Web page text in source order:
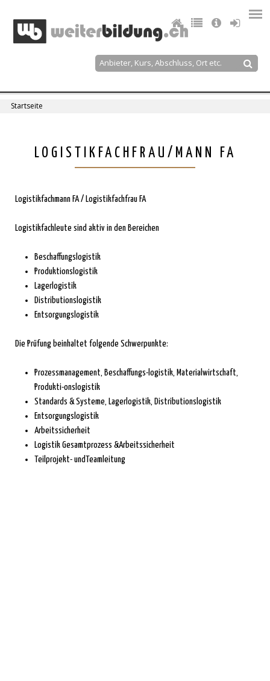
navigation
Suche
Startseite
LOGISTIKFACHFRAU/MANN FA
Logistikfachmann FA / Logistikfachfrau FA
Logistikfachleute sind aktiv in den Bereichen
Beschaffungslogistik
Produktionslogistik
Lagerlogistik
Distributionslogistik
Entsorgungslogistik
Die Prüfung beinhaltet folgende Schwerpunkte:
Prozessmanagement, Beschaffungs-logistik, Materialwirtschaft,
Produkti-onslogistik
Standards & Systeme, Lagerlogistik, Distributionslogistik
Entsorgungslogistik
Arbeitssicherheit
Logistik Gesamtprozess &Arbeitssicherheit
Teilprojekt- undTeamleitung